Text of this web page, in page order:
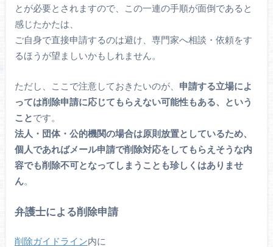
とが必要とされますので、この一連の手順が面倒であると
感じたかたは、
ご自身で直接申請するのは避け、専門家へ相談・依頼をす
るほうが望ましいかもしれません。
ただし、ここで注意しておきたいのが、 申請する立場によ
っては削除申請に応じてもらえない可能性もある、という
ことです。
法人・団体・公的機関の場合は原則放置としているため、
個人であればメール申請で削除対応をしてもらえそうな内
容でも削除不可となってしまうことも珍しくはありませ
ん。
弁護士による削除申請
削除ガイドライン内に